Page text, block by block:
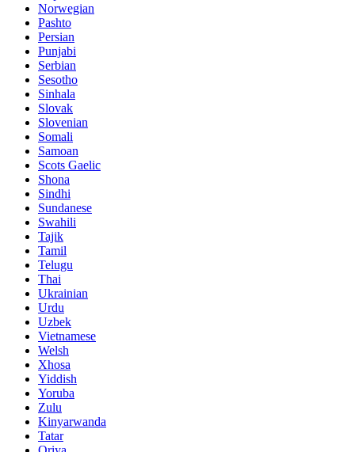
Norwegian
Pashto
Persian
Punjabi
Serbian
Sesotho
Sinhala
Slovak
Slovenian
Somali
Samoan
Scots Gaelic
Shona
Sindhi
Sundanese
Swahili
Tajik
Tamil
Telugu
Thai
Ukrainian
Urdu
Uzbek
Vietnamese
Welsh
Xhosa
Yiddish
Yoruba
Zulu
Kinyarwanda
Tatar